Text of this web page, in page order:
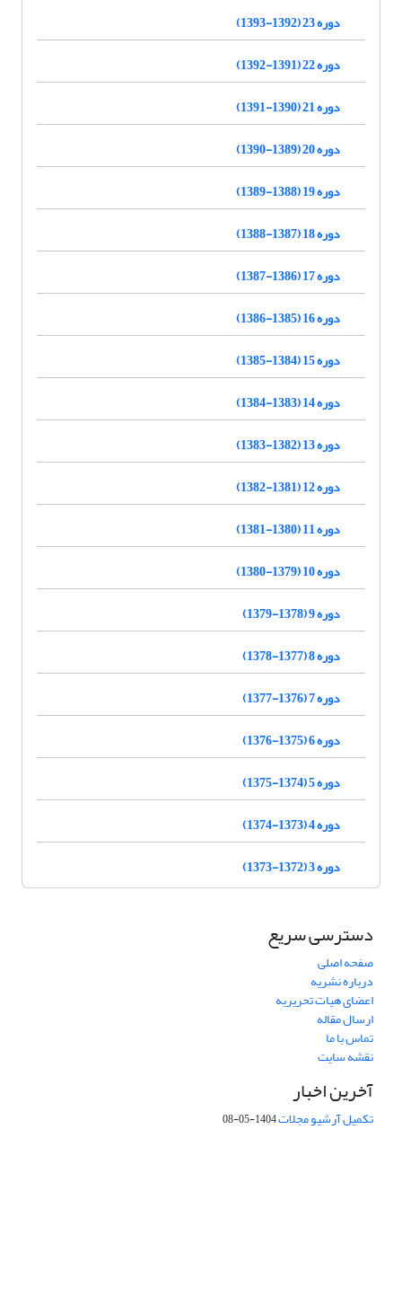
دوره 23 (1392-1393)
دوره 22 (1391-1392)
دوره 21 (1390-1391)
دوره 20 (1389-1390)
دوره 19 (1388-1389)
دوره 18 (1387-1388)
دوره 17 (1386-1387)
دوره 16 (1385-1386)
دوره 15 (1384-1385)
دوره 14 (1383-1384)
دوره 13 (1382-1383)
دوره 12 (1381-1382)
دوره 11 (1380-1381)
دوره 10 (1379-1380)
دوره 9 (1378-1379)
دوره 8 (1377-1378)
دوره 7 (1376-1377)
دوره 6 (1375-1376)
دوره 5 (1374-1375)
دوره 4 (1373-1374)
دوره 3 (1372-1373)
دسترسی سریع
صفحه اصلی
درباره نشریه
اعضای هیات تحریریه
ارسال مقاله
تماس با ما
نقشه سایت
آخرین اخبار
تکمیل آرشیو مجلات1404-05-08